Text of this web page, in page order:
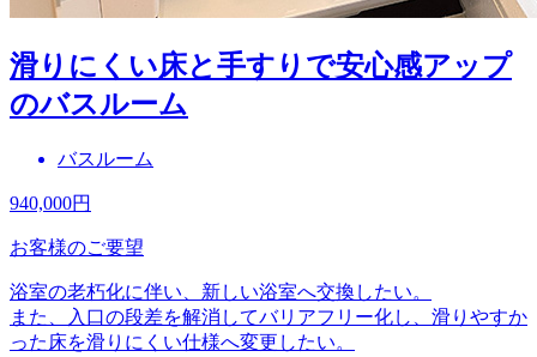
滑りにくい床と手すりで安心感アップ
のバスルーム
バスルーム
940,000円
お客様のご要望
浴室の老朽化に伴い、新しい浴室へ交換したい。
また、入口の段差を解消してバリアフリー化し、滑りやすか
った床を滑りにくい仕様へ変更したい。